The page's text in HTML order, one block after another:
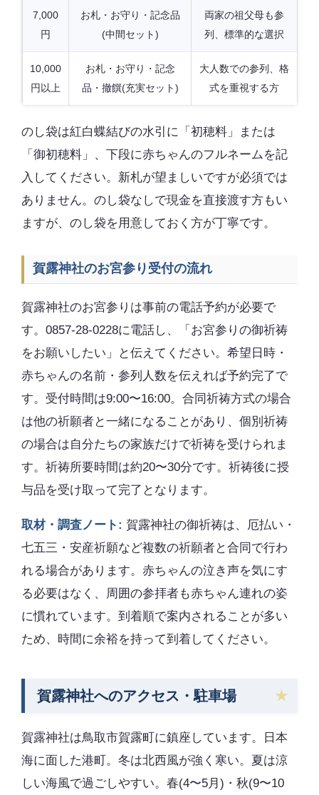
7,000
円
お札・お守り・記念品
(中間セット)
両家の祖父母も参
列、標準的な選択
10,000
円以上
お札・お守り・記念
品・撤饌(充実セット)
大人数での参列、格
式を重視する方
のし袋は紅白蝶結びの水引に「初穂料」または
「御初穂料」、下段に赤ちゃんのフルネームを記
入してください。新札が望ましいですが必須では
ありません。のし袋なしで現金を直接渡す方もい
ますが、のし袋を用意しておく方が丁寧です。
賀露神社のお宮参り受付の流れ
賀露神社のお宮参りは事前の電話予約が必要で
す。0857-28-0228に電話し、「お宮参りの御祈祷
をお願いしたい」と伝えてください。希望日時・
赤ちゃんの名前・参列人数を伝えれば予約完了で
す。受付時間は9:00〜16:00。合同祈祷方式の場合
は他の祈願者と一緒になることがあり、個別祈祷
の場合は自分たちの家族だけで祈祷を受けられま
す。祈祷所要時間は約20〜30分です。祈祷後に授
与品を受け取って完了となります。
取材・調査ノート: 賀露神社の御祈祷は、厄払い・
七五三・安産祈願など複数の祈願者と合同で行わ
れる場合があります。赤ちゃんの泣き声を気にす
る必要はなく、周囲の参拝者も赤ちゃん連れの姿
に慣れています。到着順で案内されることが多い
ため、時間に余裕を持って到着してください。
賀露神社へのアクセス・駐車場
賀露神社は鳥取市賀露町に鎮座しています。日本
海に面した港町。冬は北西風が強く寒い。夏は涼
しい海風で過ごしやすい。春(4〜5月)・秋(9〜10